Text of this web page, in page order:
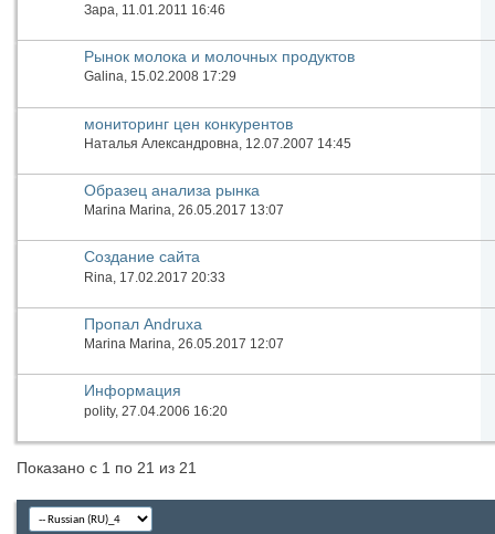
Зара , 11.01.2011 16:46
Рынок молока и молочных продуктов
Galina, 15.02.2008 17:29
мониторинг цен конкурентов
Наталья Александровна , 12.07.2007 14:45
Образец анализа рынка
Marina Marina, 26.05.2017 13:07
Создание сайта
Rina , 17.02.2017 20:33
Пропал Andruxa
Marina Marina, 26.05.2017 12:07
Информация
polity, 27.04.2006 16:20
Показано с 1 по 21 из 21